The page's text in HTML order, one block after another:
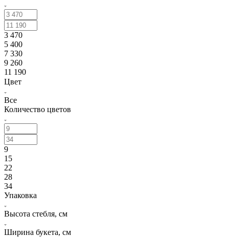
3 470
5 400
7 330
9 260
11 190
Цвет
Все
Количество цветов
9
15
22
28
34
Упаковка
Высота стебля, см
Ширина букета, см